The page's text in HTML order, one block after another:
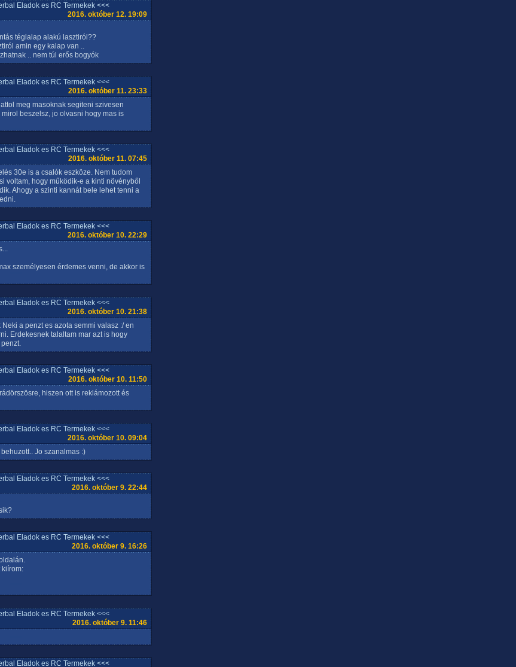
Eladok es RC Termekek <<<
2016. október 12. 19:09
téglalap alakú lasztiról??
amin egy kalap van ..
.. nem túl erős bogyók
Eladok es RC Termekek <<<
2016. október 11. 23:33
meg masoknak segiteni szivesen
beszelsz, jo olvasni hogy mas is
Eladok es RC Termekek <<<
2016. október 11. 07:45
30e is a csalók eszköze. Nem tudom
voltam, hogy működik-e a kinti növényből
Ahogy a szinti kannát bele lehet tenni a
Eladok es RC Termekek <<<
2016. október 10. 22:29
személyesen érdemes venni, de akkor is
Eladok es RC Termekek <<<
2016. október 10. 21:38
a penzt es azota semmi valasz :/ en
Erdekesnek talaltam mar azt is hogy
Eladok es RC Termekek <<<
2016. október 10. 11:50
hiszen ott is reklámozott és
Eladok es RC Termekek <<<
2016. október 10. 09:04
Jo szanalmas :)
Eladok es RC Termekek <<<
2016. október 9. 22:44
Eladok es RC Termekek <<<
2016. október 9. 16:26
kiírom:
Eladok es RC Termekek <<<
2016. október 9. 11:46
Eladok es RC Termekek <<<